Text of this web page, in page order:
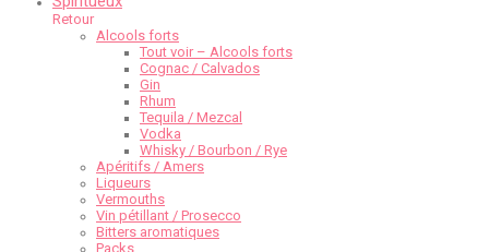
Retour
Alcools forts
Tout voir – Alcools forts
Cognac / Calvados
Gin
Rhum
Tequila / Mezcal
Vodka
Whisky / Bourbon / Rye
Apéritifs / Amers
Liqueurs
Vermouths
Vin pétillant / Prosecco
Bitters aromatiques
Packs